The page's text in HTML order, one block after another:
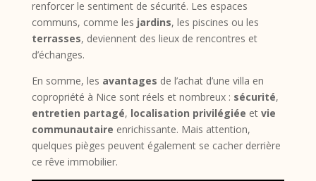
renforcer le sentiment de sécurité. Les espaces
communs, comme les jardins, les piscines ou les
terrasses, deviennent des lieux de rencontres et
d’échanges.
En somme, les avantages de l’achat d’une villa en
copropriété à Nice sont réels et nombreux : sécurité,
entretien partagé, localisation privilégiée et vie
communautaire enrichissante. Mais attention,
quelques pièges peuvent également se cacher derrière
ce rêve immobilier.